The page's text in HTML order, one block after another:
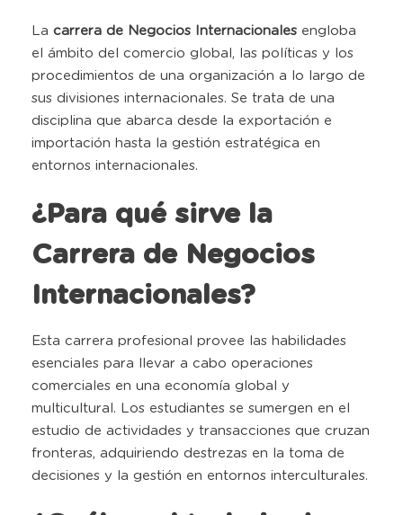
La carrera de Negocios Internacionales engloba
el ámbito del comercio global, las políticas y los
procedimientos de una organización a lo largo de
sus divisiones internacionales. Se trata de una
disciplina que abarca desde la exportación e
importación hasta la gestión estratégica en
entornos internacionales.
¿Para qué sirve la
Carrera de Negocios
Internacionales?
Esta carrera profesional provee las habilidades
esenciales para llevar a cabo operaciones
comerciales en una economía global y
multicultural. Los estudiantes se sumergen en el
estudio de actividades y transacciones que cruzan
fronteras, adquiriendo destrezas en la toma de
decisiones y la gestión en entornos interculturales.